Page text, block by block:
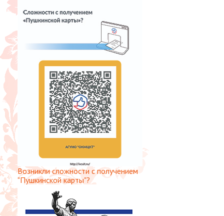
Возникли сложности с получением
"Пушкинской карты"?